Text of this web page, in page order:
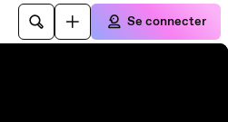
Se connecter